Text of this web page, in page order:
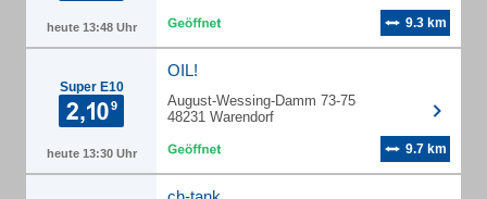
heute 13:48 Uhr 9.3 km
Super E10
heute 13:30 Uhr
OIL!
August-Wessing-Damm 73-75
48231 Warendorf
9.7 km